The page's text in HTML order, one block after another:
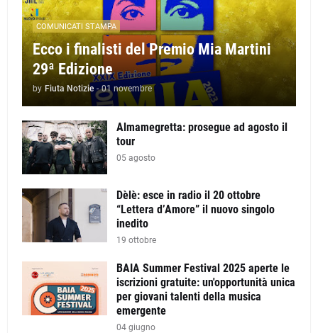
COMUNICATI STAMPA
Ecco i finalisti del Premio Mia Martini
29ª Edizione
by Fiuta Notizie - 01 novembre
Almamegretta: prosegue ad agosto il
tour
05 agosto
Dèlè: esce in radio il 20 ottobre
“Lettera d’Amore” il nuovo singolo
inedito
19 ottobre
BAIA Summer Festival 2025 aperte le
iscrizioni gratuite: un'opportunità unica
per giovani talenti della musica
emergente
04 giugno